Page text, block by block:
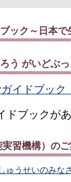
ック～日本
う がいどぶ
イドブック
ドブックが
習機構）の
ゅうせいのみな